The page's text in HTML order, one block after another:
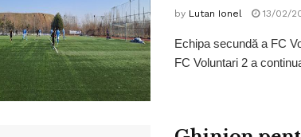
by Lutan Ionel 13/02/
Echipa secundă a FC
FC Voluntari 2 a